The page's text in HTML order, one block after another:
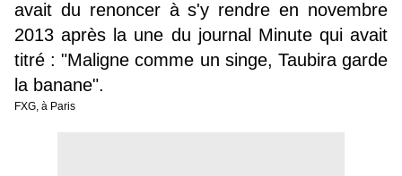
avait du renoncer à s'y rendre en novembre
2013 après la une du journal Minute qui avait
titré : "Maligne comme un singe, Taubira garde
la banane".
FXG, à Paris